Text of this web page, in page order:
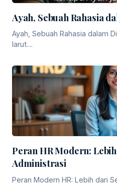
Ayah, Sebuah Rahasia
Ayah, Sebuah Rahasia dalam
larut....
Peran HR Modern:
Administrasi
Peran Modern HR: Lebih dari